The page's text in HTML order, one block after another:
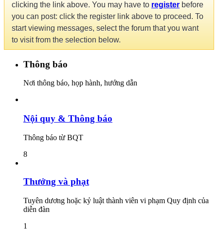
clicking the link above. You may have to register before
you can post: click the register link above to proceed. To
start viewing messages, select the forum that you want
to visit from the selection below.
Thông báo
Nơi thông báo, họp hành, hướng dẫn
Nội quy & Thông báo
Thông báo từ BQT
8
Thưởng và phạt
Tuyên dương hoặc kỷ luật thành viên vi phạm Quy định của
diễn đàn
1